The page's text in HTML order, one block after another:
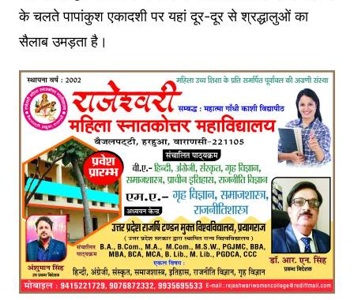
के चलते पापांकुश एकादशी पर यहां दूर-दूर से श्रद्धालुओं का
सैलाब उमड़ता है।